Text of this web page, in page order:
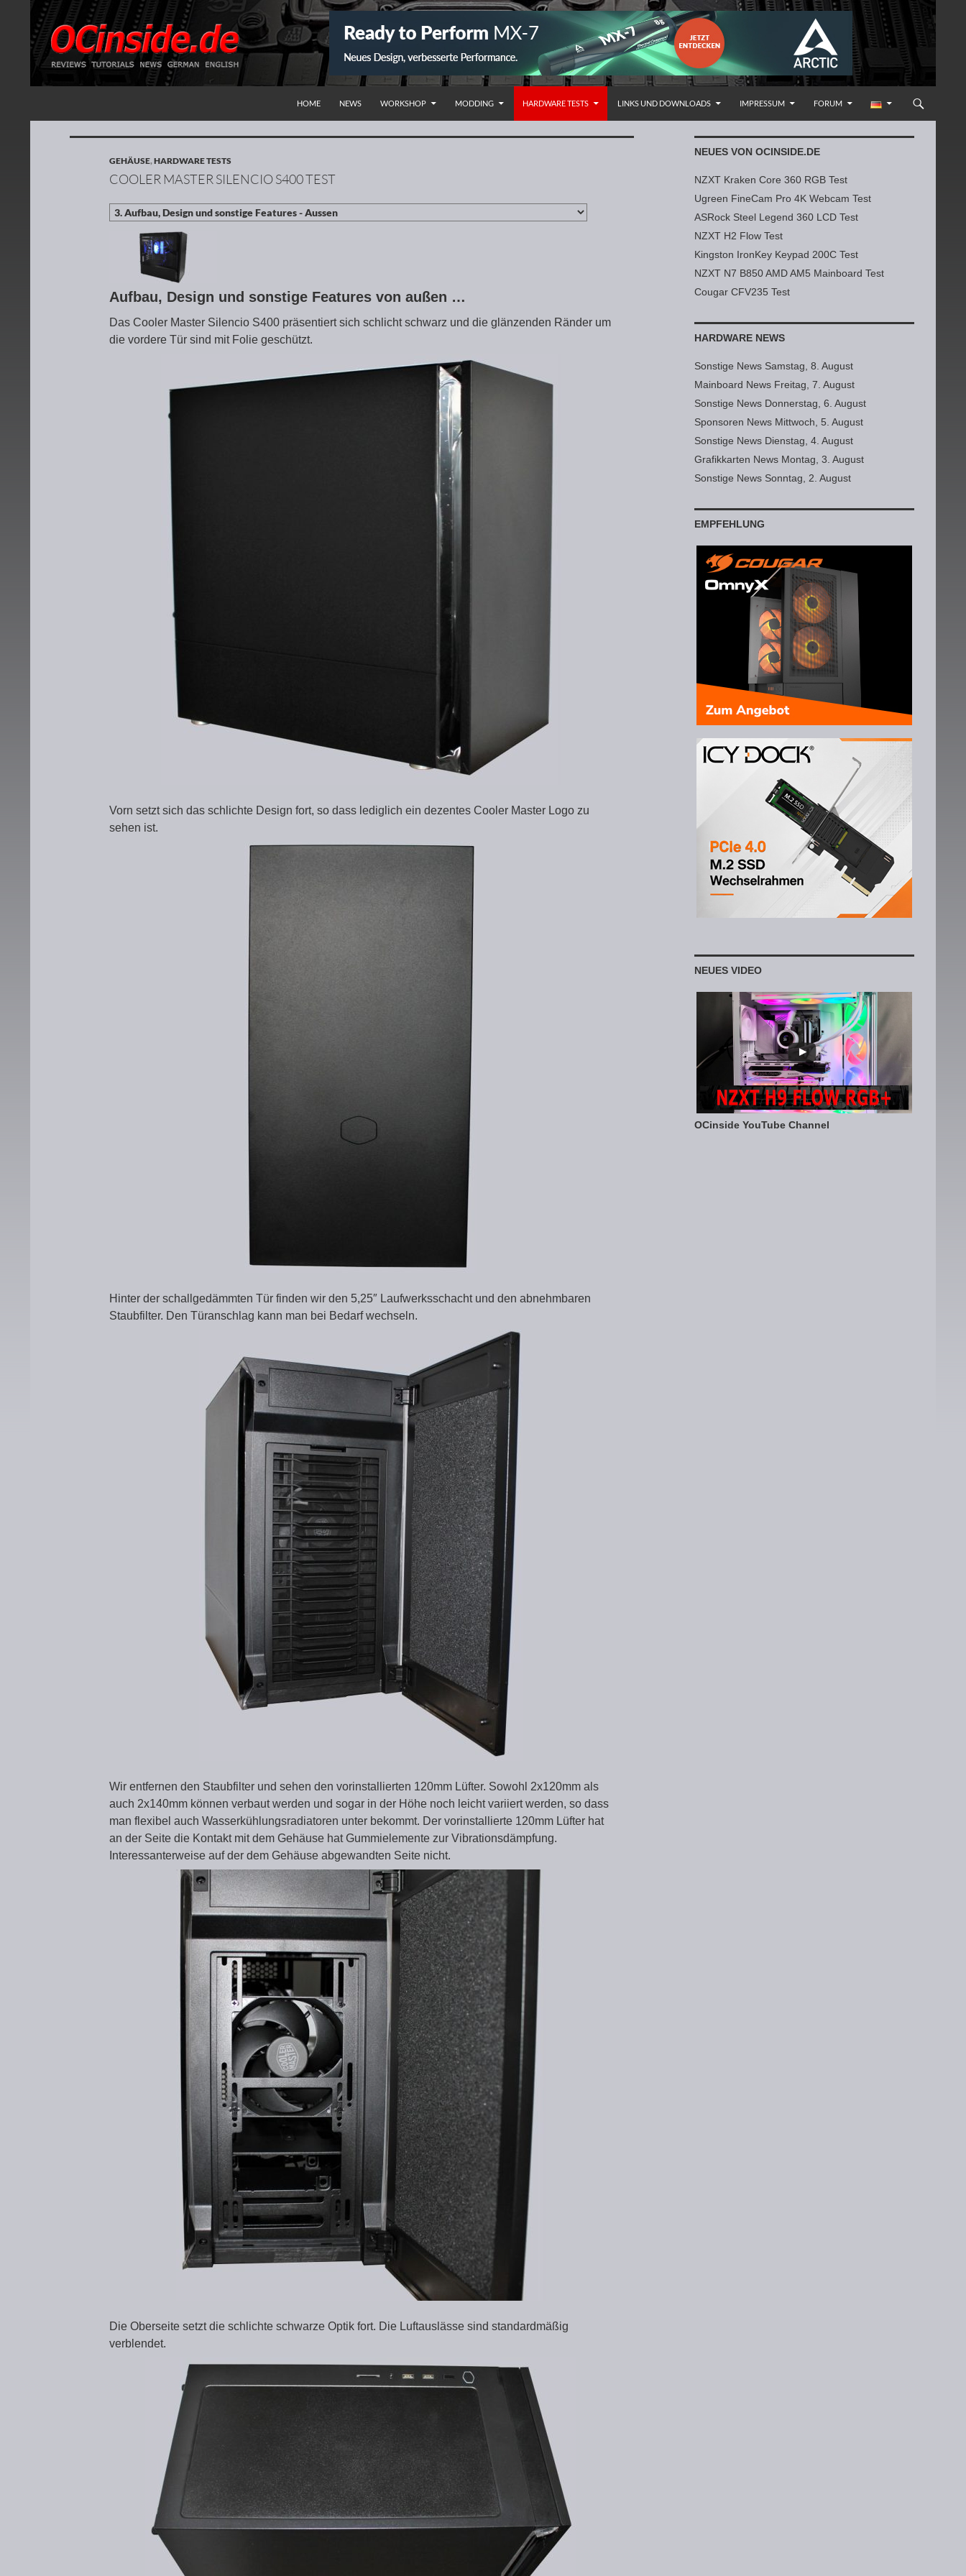
HOME
NEWS WORKSHOP MODDING HARDWARE TESTS LINKS UND DOWNLOADS IMPRESSUM FORUM
GEHÄUSE,HARDWARE TESTS
COOLER MASTER SILENCIO S400 TEST
Aufbau, Design und sonstige Features von außen …
Das Cooler Master Silencio S400 präsentiert sich schlicht schwarz und die glänzenden Ränder um
die vordere Tür sind mit Folie geschützt.
Vorn setzt sich das schlichte Design fort, so dass lediglich ein dezentes Cooler Master Logo zu
sehen ist.
Hinter der schallgedämmten Tür finden wir den 5,25″ Laufwerksschacht und den abnehmbaren
Staubfilter. Den Türanschlag kann man bei Bedarf wechseln.
Wir entfernen den Staubfilter und sehen den vorinstallierten 120mm Lüfter. Sowohl 2x120mm als
auch 2x140mm können verbaut werden und sogar in der Höhe noch leicht variiert werden, so dass
man flexibel auch Wasserkühlungsradiatoren unter bekommt. Der vorinstallierte 120mm Lüfter hat
an der Seite die Kontakt mit dem Gehäuse hat Gummielemente zur Vibrationsdämpfung.
Interessanterweise auf der dem Gehäuse abgewandten Seite nicht.
Die Oberseite setzt die schlichte schwarze Optik fort. Die Luftauslässe sind standardmäßig
verblendet.
NEUES VON OCINSIDE.DE
NZXT Kraken Core 360 RGB Test
Ugreen FineCam Pro 4K Webcam Test
ASRock Steel Legend 360 LCD Test
NZXT H2 Flow Test
Kingston IronKey Keypad 200C Test
NZXT N7 B850 AMD AM5 Mainboard Test
Cougar CFV235 Test
HARDWARE NEWS
Sonstige News Samstag, 8. August
Mainboard News Freitag, 7. August
Sonstige News Donnerstag, 6. August
Sponsoren News Mittwoch, 5. August
Sonstige News Dienstag, 4. August
Grafikkarten News Montag, 3. August
Sonstige News Sonntag, 2. August
EMPFEHLUNG
NEUES VIDEO
OCinside YouTube Channel